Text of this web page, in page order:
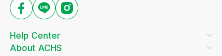
Help Center
About ACHS